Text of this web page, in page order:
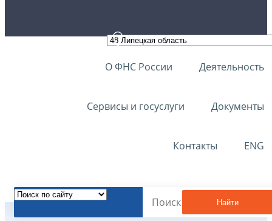
О ФНС России Деятельность
Сервисы и госуслуги Документы
Контакты ENG
Найти